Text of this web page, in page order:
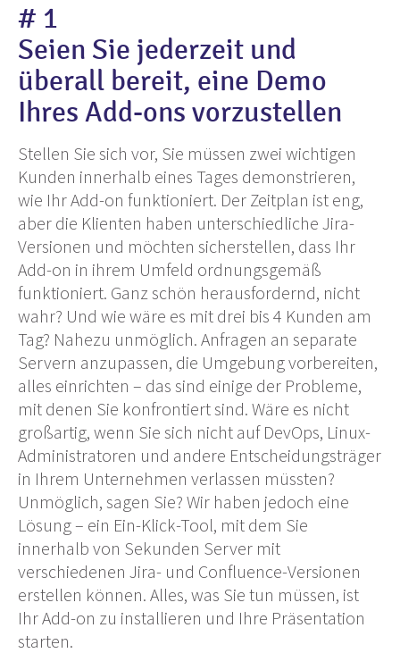
# 1
Seien Sie jederzeit und
überall bereit, eine Demo
Ihres Add-ons vorzustellen
Stellen Sie sich vor, Sie müssen zwei wichtigen
Kunden innerhalb eines Tages demonstrieren,
wie Ihr Add-on funktioniert. Der Zeitplan ist eng,
aber die Klienten haben unterschiedliche Jira-
Versionen und möchten sicherstellen, dass Ihr
Add-on in ihrem Umfeld ordnungsgemäß
funktioniert. Ganz schön herausfordernd, nicht
wahr? Und wie wäre es mit drei bis 4 Kunden am
Tag? Nahezu unmöglich. Anfragen an separate
Servern anzupassen, die Umgebung vorbereiten,
alles einrichten – das sind einige der Probleme,
mit denen Sie konfrontiert sind. Wäre es nicht
großartig, wenn Sie sich nicht auf DevOps, Linux-
Administratoren und andere Entscheidungsträger
in Ihrem Unternehmen verlassen müssten?
Unmöglich, sagen Sie? Wir haben jedoch eine
Lösung – ein Ein-Klick-Tool, mit dem Sie
innerhalb von Sekunden Server mit
verschiedenen Jira- und Confluence-Versionen
erstellen können. Alles, was Sie tun müssen, ist
Ihr Add-on zu installieren und Ihre Präsentation
starten.